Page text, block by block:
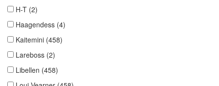
H-T (2)
Haagendess (4)
Kaitemini (458)
Lareboss (2)
Libellen (458)